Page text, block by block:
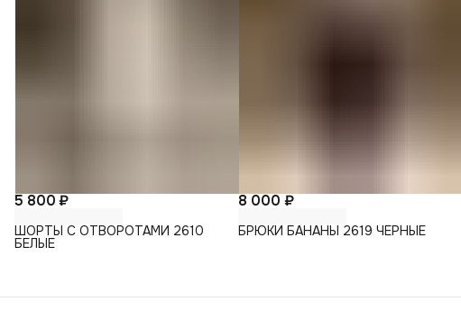
5 800 ₽
ШОРТЫ С ОТВОРОТАМИ 2610
БЕЛЫЕ
8 000 ₽
БРЮКИ БАНАНЫ 2619 ЧЕРНЫЕ